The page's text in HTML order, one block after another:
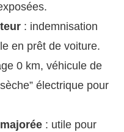
: indemnisation
en prêt de voiture.
0 km, véhicule de
électrique pour
: utile pour